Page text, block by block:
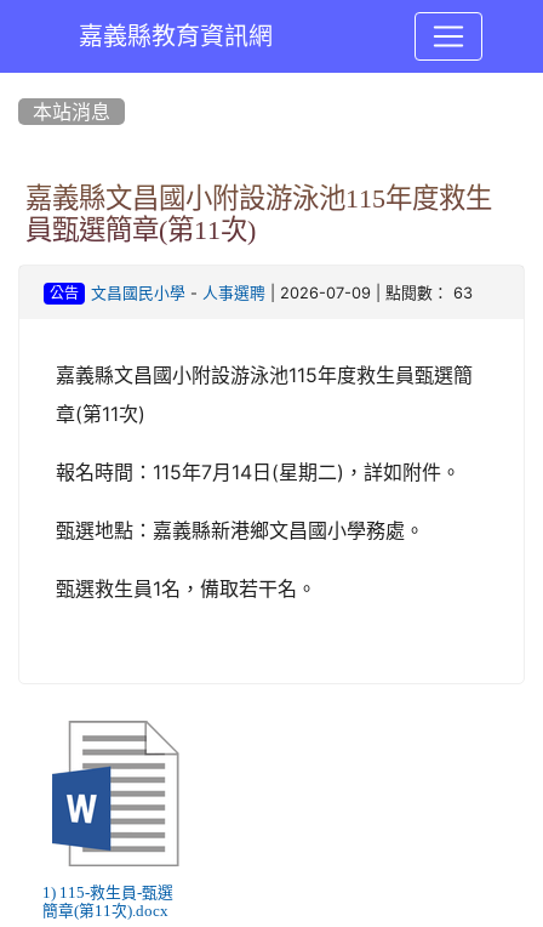
嘉義縣教育資訊網
本站消息
嘉義縣文昌國小附設游泳池115年度救生
員甄選簡章(第11次)
公告 文昌國民小學- 人事選聘| 2026-07-09 | 點閱數： 63
嘉義縣文昌國小附設游泳池115年度救生員甄選簡
章(第11次)
報名時間：115年7月14日(星期二)，詳如附件。
甄選地點：嘉義縣新港鄉文昌國小學務處。
甄選救生員1名，備取若干名。
1) 115-救生員-甄選
簡章(第11次).docx